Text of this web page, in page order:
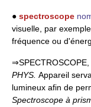
● spectroscope
visuelle, par
fréquence ou
⇒SPECTROSCOPE,
PHYS. Appareil
lumineux afin de
Spectroscope à